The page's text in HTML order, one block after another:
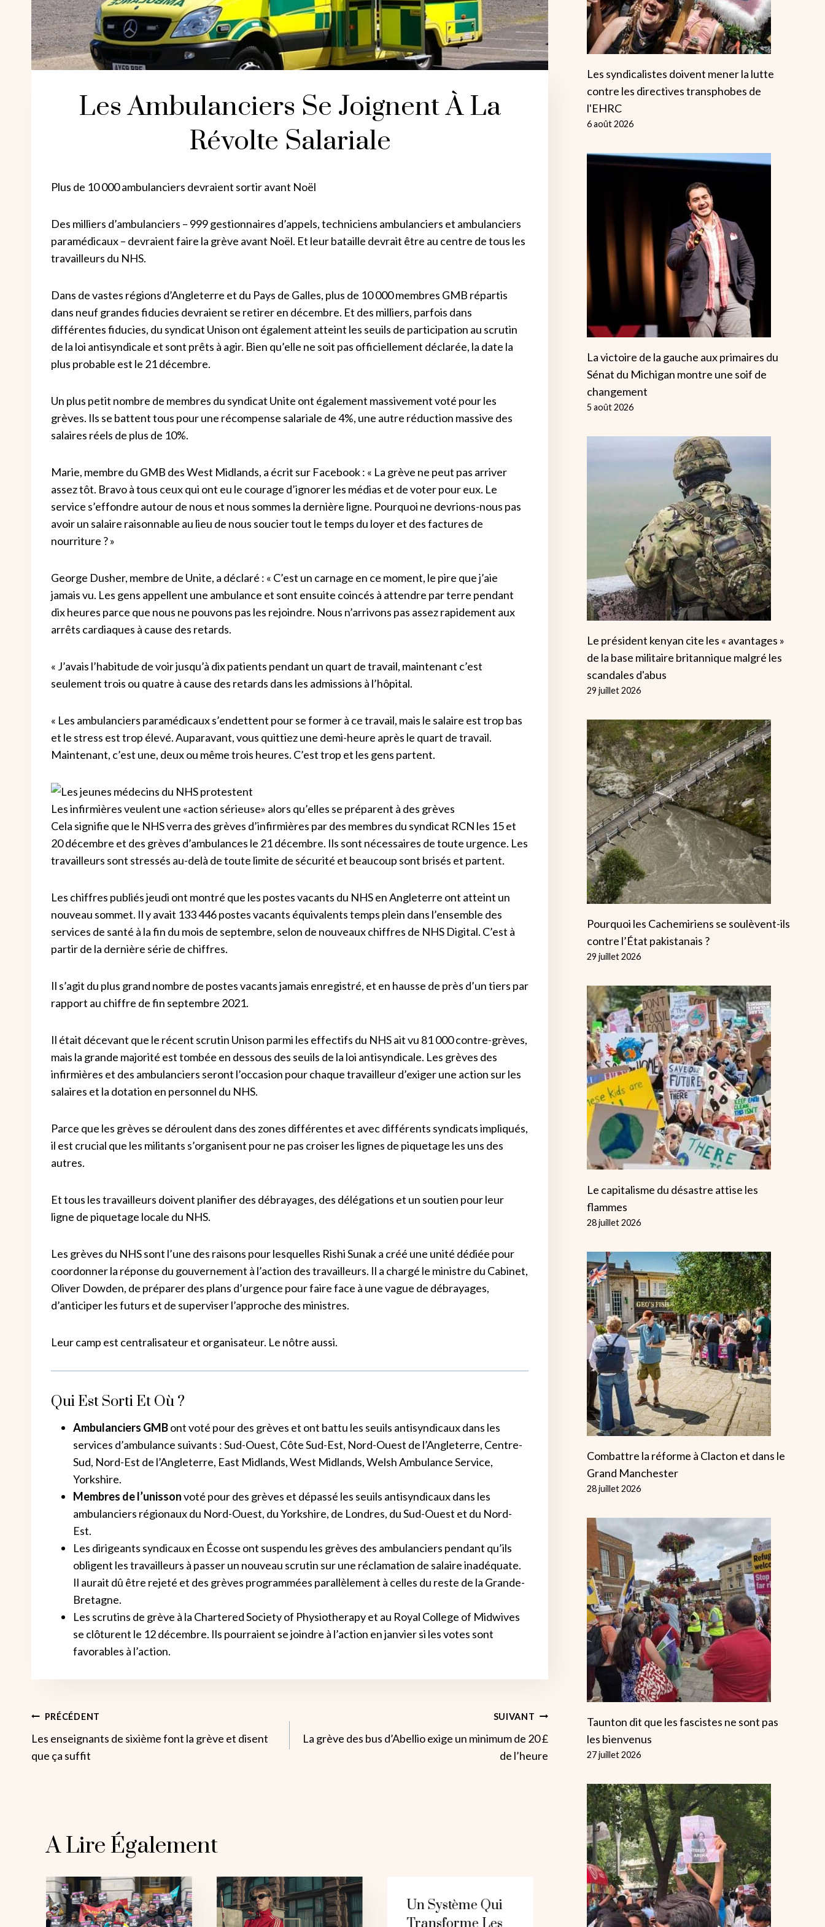
Les Ambulanciers Se Joignent À La
Révolte Salariale
Plus de 10 000 ambulanciers devraient sortir avant Noël
Des milliers d’ambulanciers – 999 gestionnaires d’appels, techniciens ambulanciers et ambulanciers
paramédicaux – devraient faire la grève avant Noël. Et leur bataille devrait être au centre de tous les
travailleurs du NHS.
Dans de vastes régions d’Angleterre et du Pays de Galles, plus de 10 000 membres GMB répartis
dans neuf grandes fiducies devraient se retirer en décembre. Et des milliers, parfois dans
différentes fiducies, du syndicat Unison ont également atteint les seuils de participation au scrutin
de la loi antisyndicale et sont prêts à agir. Bien qu’elle ne soit pas officiellement déclarée, la date la
plus probable est le 21 décembre.
Un plus petit nombre de membres du syndicat Unite ont également massivement voté pour les
grèves. Ils se battent tous pour une récompense salariale de 4%, une autre réduction massive des
salaires réels de plus de 10%.
Marie, membre du GMB des West Midlands, a écrit sur Facebook : « La grève ne peut pas arriver
assez tôt. Bravo à tous ceux qui ont eu le courage d’ignorer les médias et de voter pour eux. Le
service s’effondre autour de nous et nous sommes la dernière ligne. Pourquoi ne devrions-nous pas
avoir un salaire raisonnable au lieu de nous soucier tout le temps du loyer et des factures de
nourriture ? »
George Dusher, membre de Unite, a déclaré : « C’est un carnage en ce moment, le pire que j’aie
jamais vu. Les gens appellent une ambulance et sont ensuite coincés à attendre par terre pendant
dix heures parce que nous ne pouvons pas les rejoindre. Nous n’arrivons pas assez rapidement aux
arrêts cardiaques à cause des retards.
« J’avais l’habitude de voir jusqu’à dix patients pendant un quart de travail, maintenant c’est
seulement trois ou quatre à cause des retards dans les admissions à l’hôpital.
« Les ambulanciers paramédicaux s’endettent pour se former à ce travail, mais le salaire est trop bas
et le stress est trop élevé. Auparavant, vous quittiez une demi-heure après le quart de travail.
Maintenant, c’est une, deux ou même trois heures. C’est trop et les gens partent.
Les infirmières veulent une «action sérieuse» alors qu’elles se préparent à des grèves
Cela signifie que le NHS verra des grèves d’infirmières par des membres du syndicat RCN les 15 et
20 décembre et des grèves d’ambulances le 21 décembre. Ils sont nécessaires de toute urgence. Les
travailleurs sont stressés au-delà de toute limite de sécurité et beaucoup sont brisés et partent.
Les chiffres publiés jeudi ont montré que les postes vacants du NHS en Angleterre ont atteint un
nouveau sommet. Il y avait 133 446 postes vacants équivalents temps plein dans l’ensemble des
services de santé à la fin du mois de septembre, selon de nouveaux chiffres de NHS Digital. C’est à
partir de la dernière série de chiffres.
Il s’agit du plus grand nombre de postes vacants jamais enregistré, et en hausse de près d’un tiers par
rapport au chiffre de fin septembre 2021.
Il était décevant que le récent scrutin Unison parmi les effectifs du NHS ait vu 81 000 contre-grèves,
mais la grande majorité est tombée en dessous des seuils de la loi antisyndicale. Les grèves des
infirmières et des ambulanciers seront l’occasion pour chaque travailleur d’exiger une action sur les
salaires et la dotation en personnel du NHS.
Parce que les grèves se déroulent dans des zones différentes et avec différents syndicats impliqués,
il est crucial que les militants s’organisent pour ne pas croiser les lignes de piquetage les uns des
autres.
Et tous les travailleurs doivent planifier des débrayages, des délégations et un soutien pour leur
ligne de piquetage locale du NHS.
Les grèves du NHS sont l’une des raisons pour lesquelles Rishi Sunak a créé une unité dédiée pour
coordonner la réponse du gouvernement à l’action des travailleurs. Il a chargé le ministre du Cabinet,
Oliver Dowden, de préparer des plans d’urgence pour faire face à une vague de débrayages,
d’anticiper les futurs et de superviser l’approche des ministres.
Leur camp est centralisateur et organisateur. Le nôtre aussi.
Qui Est Sorti Et Où ?
Ambulanciers GMBont voté pour des grèves et ont battu les seuils antisyndicaux dans les
services d’ambulance suivants : Sud-Ouest, Côte Sud-Est, Nord-Ouest de l’Angleterre, Centre-
Sud, Nord-Est de l’Angleterre, East Midlands, West Midlands, Welsh Ambulance Service,
Yorkshire.
Membres de l’unissonvoté pour des grèves et dépassé les seuils antisyndicaux dans les
ambulanciers régionaux du Nord-Ouest, du Yorkshire, de Londres, du Sud-Ouest et du Nord-
Est.
Les dirigeants syndicaux en Écosse ont suspendu les grèves des ambulanciers pendant qu’ils
obligent les travailleurs à passer un nouveau scrutin sur une réclamation de salaire inadéquate.
Il aurait dû être rejeté et des grèves programmées parallèlement à celles du reste de la Grande-
Bretagne.
Les scrutins de grève à la Chartered Society of Physiotherapy et au Royal College of Midwives
se clôturent le 12 décembre. Ils pourraient se joindre à l’action en janvier si les votes sont
favorables à l’action.
Navigation
De
PRÉCÉDENT
Les enseignants de sixième font la grève et disent
que ça suffit
SUIVANT
La grève des bus d’Abellio exige un minimum de 20 £
de l’heure
A Lire Également
Un Système Qui
Transforme Les
Les syndicalistes doivent mener la lutte
contre les directives transphobes de
l'EHRC
6 août 2026
La victoire de la gauche aux primaires du
Sénat du Michigan montre une soif de
changement
5 août 2026
Le président kenyan cite les « avantages »
de la base militaire britannique malgré les
scandales d'abus
29 juillet 2026
Pourquoi les Cachemiriens se soulèvent-ils
contre l’État pakistanais ?
29 juillet 2026
Le capitalisme du désastre attise les
flammes
28 juillet 2026
Combattre la réforme à Clacton et dans le
Grand Manchester
28 juillet 2026
Taunton dit que les fascistes ne sont pas
les bienvenus
27 juillet 2026